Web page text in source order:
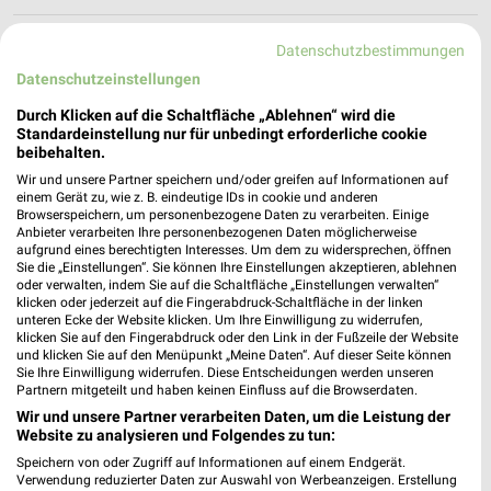
Biomärkte Angebote für Hannover und
Umgebung
3 Prospekte
Erdkorn
Datenschutzbestimmungen
Datenschutzeinstellungen
Durch Klicken auf die Schaltfläche „Ablehnen“ wird die
Standardeinstellung nur für unbedingt erforderliche cookie
beibehalten.
Wir und unsere Partner speichern und/oder greifen auf Informationen auf
einem Gerät zu, wie z. B. eindeutige IDs in cookie und anderen
Browserspeichern, um personenbezogene Daten zu verarbeiten. Einige
Anbieter verarbeiten Ihre personenbezogenen Daten möglicherweise
aufgrund eines berechtigten Interesses. Um dem zu widersprechen, öffnen
Sie die „Einstellungen“. Sie können Ihre Einstellungen akzeptieren, ablehnen
oder verwalten, indem Sie auf die Schaltfläche „Einstellungen verwalten“
klicken oder jederzeit auf die Fingerabdruck-Schaltfläche in der linken
unteren Ecke der Website klicken. Um Ihre Einwilligung zu widerrufen,
klicken Sie auf den Fingerabdruck oder den Link in der Fußzeile der Website
und klicken Sie auf den Menüpunkt „Meine Daten“. Auf dieser Seite können
Sie Ihre Einwilligung widerrufen. Diese Entscheidungen werden unseren
Partnern mitgeteilt und haben keinen Einfluss auf die Browserdaten.
Wir und unsere Partner verarbeiten Daten, um die Leistung der
Website zu analysieren und Folgendes zu tun:
Speichern von oder Zugriff auf Informationen auf einem Endgerät.
Verwendung reduzierter Daten zur Auswahl von Werbeanzeigen. Erstellung